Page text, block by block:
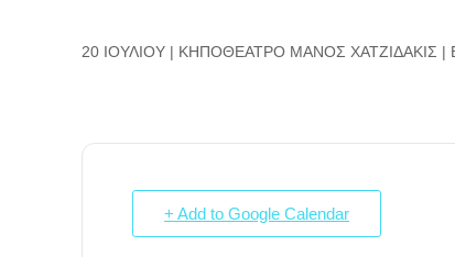
20 ΙΟΥΛΙΟΥ | ΚΗΠΟΘΕΑΤΡΟ ΜΑΝΟΣ ΧΑΤΖΙΔΑΚΙΣ
+ Add to Google Calendar